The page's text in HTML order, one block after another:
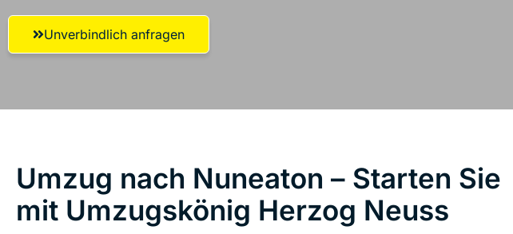
Unverbindlich anfragen
Umzug nach Nuneaton – Starten Sie
mit Umzugskönig Herzog Neuss